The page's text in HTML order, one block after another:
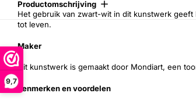
9,7
Productomschrijving
Het gebruik van zwart-wit in dit kunstwerk
tot leven.
Maker
Dit kunstwerk is gemaakt door Mondiart, een
Kenmerken en voordelen